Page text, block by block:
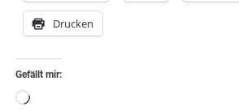
Drucken
Gefällt mir:
Wird